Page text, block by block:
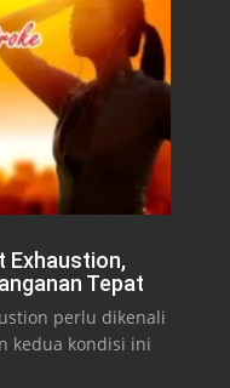
Exhaustion,
Tepat
perlu dikenali
kedua kondisi ini